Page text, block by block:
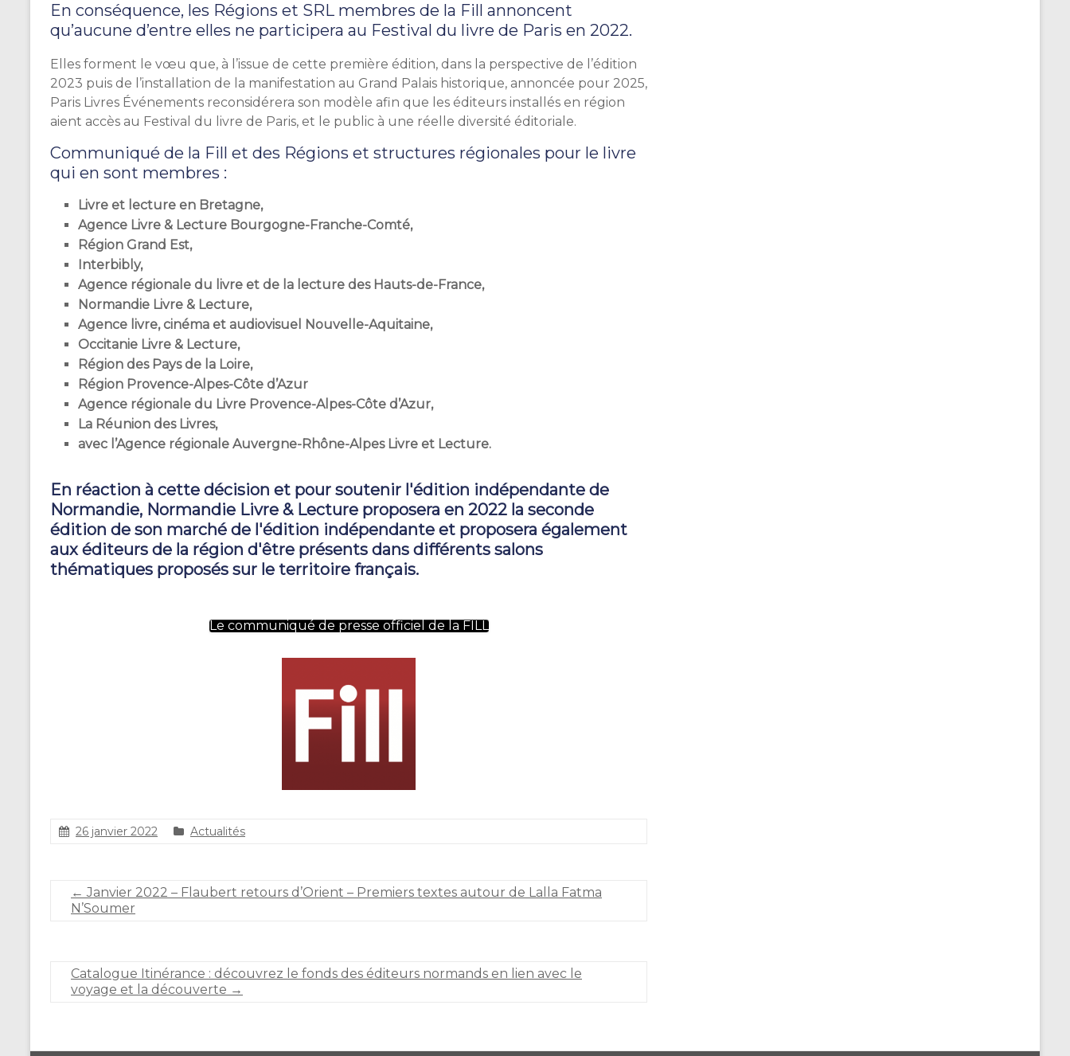
En conséquence, les Régions et SRL membres de la Fill annoncent
qu’aucune d’entre elles ne participera au Festival du livre de Paris en 2022.
Elles forment le vœu que, à l’issue de cette première édition, dans la perspective de l’édition
2023 puis de l’installation de la manifestation au Grand Palais historique, annoncée pour 2025,
Paris Livres Événements reconsidérera son modèle afin que les éditeurs installés en région
aient accès au Festival du livre de Paris, et le public à une réelle diversité éditoriale.
Communiqué de la Fill et des Régions et structures régionales pour le livre
qui en sont membres :
Livre et lecture en Bretagne,
Agence Livre & Lecture Bourgogne-Franche-Comté,
Région Grand Est,
Interbibly,
Agence régionale du livre et de la lecture des Hauts-de-France,
Normandie Livre & Lecture,
Agence livre, cinéma et audiovisuel Nouvelle-Aquitaine,
Occitanie Livre & Lecture,
Région des Pays de la Loire,
Région Provence-Alpes-Côte d’Azur
Agence régionale du Livre Provence-Alpes-Côte d’Azur,
La Réunion des Livres,
avec l’Agence régionale Auvergne-Rhône-Alpes Livre et Lecture.
En réaction à cette décision et pour soutenir l'édition indépendante de
Normandie, Normandie Livre & Lecture proposera en 2022 la seconde
édition de son marché de l'édition indépendante et proposera également
aux éditeurs de la région d'être présents dans différents salons
thématiques proposés sur le territoire français.
Le communiqué de presse officiel de la FILL
26 janvier 2022 Actualités
← Janvier 2022 – Flaubert retours d’Orient – Premiers textes autour de Lalla Fatma
N’Soumer
Catalogue Itinérance : découvrez le fonds des éditeurs normands en lien avec le
voyage et la découverte →